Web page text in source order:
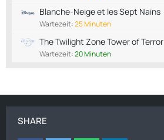
Blanche-Neige et les Sept Nains
Wartezeit:25 Minuten
The Twilight Zone Tower of Terror
Wartezeit:20 Minuten
SHARE